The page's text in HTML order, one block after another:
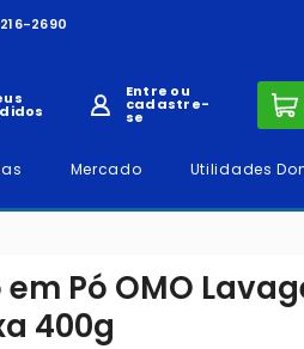
2690
Entre ou
cadastre-
se
Mercado Utilidades
Pó OMO
400g